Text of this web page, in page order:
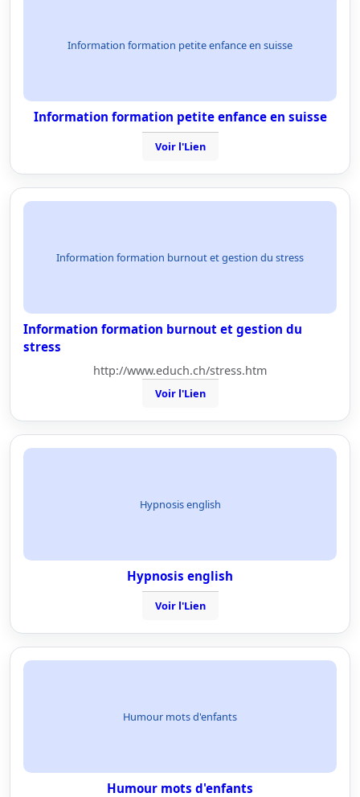
Information formation petite enfance en suisse
Information formation petite enfance en suisse
Voir l'Lien
Information formation burnout et gestion du stress
Information formation burnout et gestion du
stress
http://www.educh.ch/stress.htm
Voir l'Lien
Hypnosis english
Hypnosis english
Voir l'Lien
Humour mots d'enfants
Humour mots d'enfants